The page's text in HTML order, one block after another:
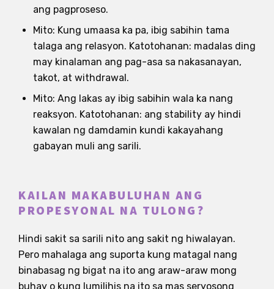
ang pagproseso.
Mito: Kung umaasa ka pa, ibig sabihin tama
talaga ang relasyon. Katotohanan: madalas ding
may kinalaman ang pag-asa sa nakasanayan,
takot, at withdrawal.
Mito: Ang lakas ay ibig sabihin wala ka nang
reaksyon. Katotohanan: ang stability ay hindi
kawalan ng damdamin kundi kakayahang
gabayan muli ang sarili.
KAILAN MAKABULUHAN ANG
PROPESYONAL NA TULONG?
Hindi sakit sa sarili nito ang sakit ng hiwalayan.
Pero mahalaga ang suporta kung matagal nang
binabasag ng bigat na ito ang araw-araw mong
buhay o kung lumilihis na ito sa mas seryosong